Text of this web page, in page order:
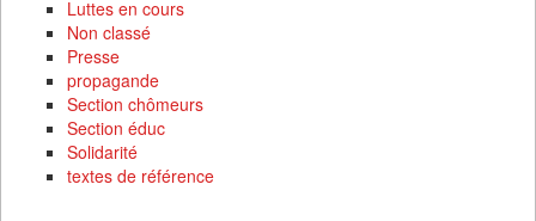
Luttes en cours
Non classé
Presse
propagande
Section chômeurs
Section éduc
Solidarité
textes de référence